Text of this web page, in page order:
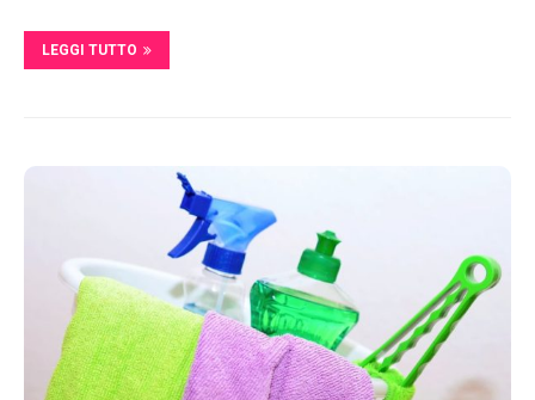
LEGGI TUTTO